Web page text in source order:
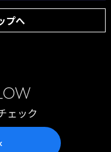
プへ
ェック